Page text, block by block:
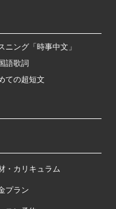
ニング「時事中文」
語歌詞
ての超短文
・カリキュラム
プラン